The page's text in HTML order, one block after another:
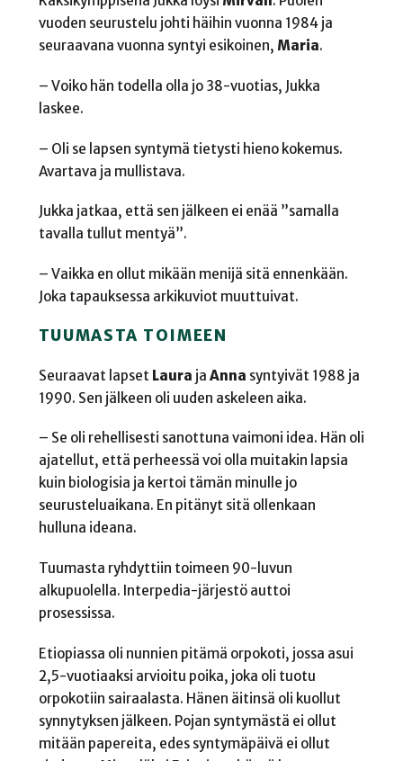
vuoden seurustelu johti häihin vuonna 1984 ja
seuraavana vuonna syntyi esikoinen, Maria.
– Voiko hän todella olla jo 38-vuotias, Jukka
laskee.
– Oli se lapsen syntymä tietysti hieno kokemus.
Avartava ja mullistava.
Jukka jatkaa, että sen jälkeen ei enää ”samalla
tavalla tullut mentyä”.
– Vaikka en ollut mikään menijä sitä ennenkään.
Joka tapauksessa arkikuviot muuttuivat.
TUUMASTA TOIMEEN
Seuraavat lapset Laura ja Anna syntyivät 1988 ja
1990. Sen jälkeen oli uuden askeleen aika.
– Se oli rehellisesti sanottuna vaimoni idea. Hän oli
ajatellut, että perheessä voi olla muitakin lapsia
kuin biologisia ja kertoi tämän minulle jo
seurusteluaikana. En pitänyt sitä ollenkaan
hulluna ideana.
Tuumasta ryhdyttiin toimeen 90-luvun
alkupuolella. Interpedia-järjestö auttoi
prosessissa.
Etiopiassa oli nunnien pitämä orpokoti, jossa asui
2,5-vuotiaaksi arvioitu poika, joka oli tuotu
orpokotiin sairaalasta. Hänen äitinsä oli kuollut
synnytyksen jälkeen. Pojan syntymästä ei ollut
mitään papereita, edes syntymäpäivä ei ollut